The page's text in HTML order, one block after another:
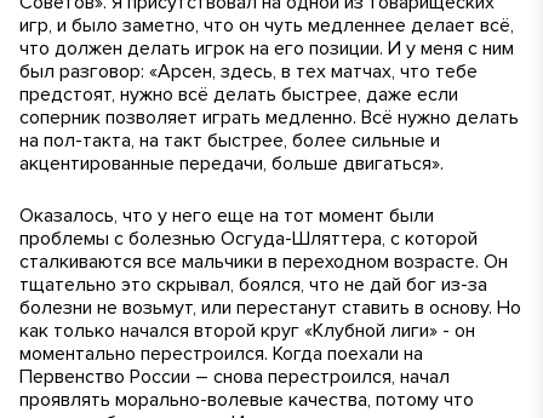
игр, и было заметно, что он чуть медленнее делает всё,
что должен делать игрок на его позиции. И у меня с ним
был разговор: «Арсен, здесь, в тех матчах, что тебе
предстоят, нужно всё делать быстрее, даже если
соперник позволяет играть медленно. Всё нужно делать
на пол-такта, на такт быстрее, более сильные и
акцентированные передачи, больше двигаться».
Оказалось, что у него еще на тот момент были
проблемы с болезнью Осгуда-Шляттера, с которой
сталкиваются все мальчики в переходном возрасте. Он
тщательно это скрывал, боялся, что не дай бог из-за
болезни не возьмут, или перестанут ставить в основу. Но
как только начался второй круг «Клубной лиги» - он
моментально перестроился. Когда поехали на
Первенство России – снова перестроился, начал
проявлять морально-волевые качества, потому что